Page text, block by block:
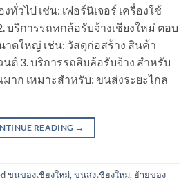
วไป เช่น: เฟอร์นิเจอร์ เครื่องใช้
บริการรถหกล้อรับจ้างเชียงใหม่ ตอบ
ดใหญ่ เช่น: วัสดุก่อสร้าง สินค้า
ต์ 3. บริการรถสิบล้อรับจ้าง สำหรับ
ก เหมาะสำหรับ: ขนส่งระยะไกล
READING →
ขนของเชียงใหม่, ขนส่งเชียงใหม่, ย้ายของ